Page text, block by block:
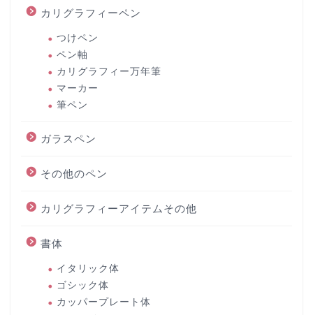
カリグラフィーペン
つけペン
ペン軸
カリグラフィー万年筆
マーカー
筆ペン
ガラスペン
その他のペン
カリグラフィーアイテムその他
書体
イタリック体
ゴシック体
カッパープレート体